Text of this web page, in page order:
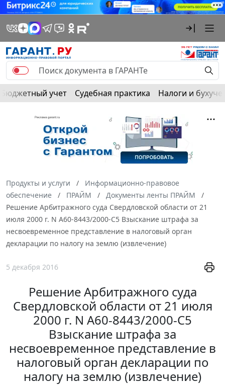
Бюджетный учет Судебная практика Налоги и
Продукты и услуги
Информационно-правовое
обеспечение
ПРАЙМ
Документы ленты ПРАЙМ
Решение Арбитражного суда Свердловской области от 21
июля 2000 г. N А60-8443/2000-С5 Взыскание штрафа за
несвоевременное представление в налоговый орган
декларации по налогу на землю (извлечение)
5 декабря 2016
Решение Арбитражного суда
Свердловской области от 21 июля
2000 г. N А60-8443/2000-С5
Взыскание штрафа за
несвоевременное представление в
налоговый орган декларации по
налогу на землю (извлечение)